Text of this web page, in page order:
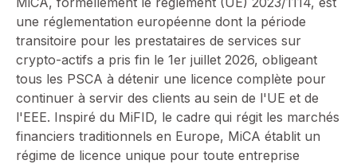
une réglementation européenne dont la période
transitoire pour les prestataires de services sur
crypto-actifs a pris fin le 1er juillet 2026, obligeant
tous les PSCA à détenir une licence complète pour
continuer à servir des clients au sein de l'UE et de
l'EEE. Inspiré du MiFID, le cadre qui régit les marchés
financiers traditionnels en Europe, MiCA établit un
régime de licence unique pour toute entreprise